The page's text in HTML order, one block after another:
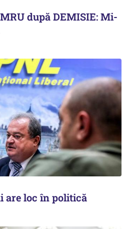
după DEMISIE: Mi-
are loc în politică